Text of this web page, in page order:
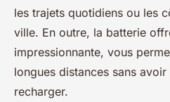
les trajets quotidiens ou les
ville. En outre, la batterie
impressionnante, vous
longues distances sans
recharger.